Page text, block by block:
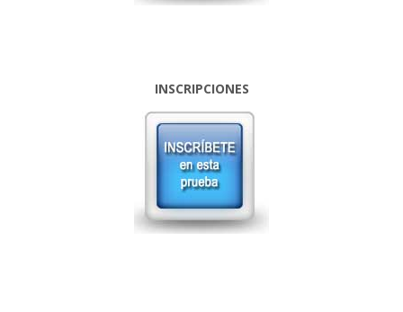
INSCRIPCIONES